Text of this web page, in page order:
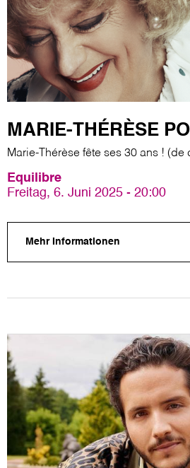
MARIE-THÉRÈSE
Marie-Thérèse fête ses 30 ans ! (de
Equilibre
Freitag, 6. Juni 2025 - 20:00
Mehr Informationen